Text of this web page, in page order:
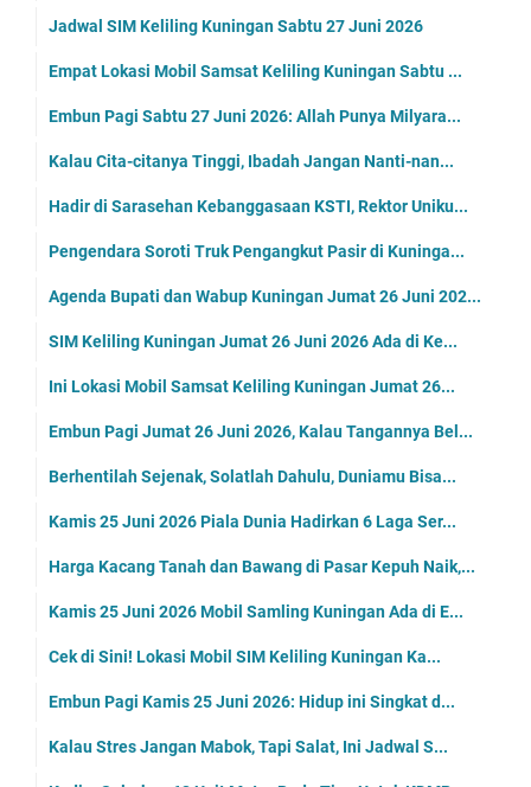
Jadwal SIM Keliling Kuningan Sabtu 27 Juni 2026
Empat Lokasi Mobil Samsat Keliling Kuningan Sabtu ...
Embun Pagi Sabtu 27 Juni 2026: Allah Punya Milyara...
Kalau Cita-citanya Tinggi, Ibadah Jangan Nanti-nan...
Hadir di Sarasehan Kebanggasaan KSTI, Rektor Uniku...
Pengendara Soroti Truk Pengangkut Pasir di Kuninga...
Agenda Bupati dan Wabup Kuningan Jumat 26 Juni 202...
SIM Keliling Kuningan Jumat 26 Juni 2026 Ada di Ke...
Ini Lokasi Mobil Samsat Keliling Kuningan Jumat 26...
Embun Pagi Jumat 26 Juni 2026, Kalau Tangannya Bel...
Berhentilah Sejenak, Solatlah Dahulu, Duniamu Bisa...
Kamis 25 Juni 2026 Piala Dunia Hadirkan 6 Laga Ser...
Harga Kacang Tanah dan Bawang di Pasar Kepuh Naik,...
Kamis 25 Juni 2026 Mobil Samling Kuningan Ada di E...
Cek di Sini! Lokasi Mobil SIM Keliling Kuningan Ka...
Embun Pagi Kamis 25 Juni 2026: Hidup ini Singkat d...
Kalau Stres Jangan Mabok, Tapi Salat, Ini Jadwal S...